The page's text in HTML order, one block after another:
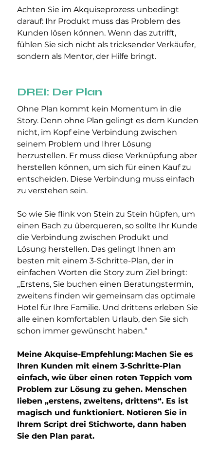
Achten Sie im Akquiseprozess unbedingt
darauf: Ihr Produkt muss das Problem des
Kunden lösen können. Wenn das zutrifft,
fühlen Sie sich nicht als tricksender Verkäufer,
sondern als Mentor, der Hilfe bringt.
DREI: Der Plan
Ohne Plan kommt kein Momentum in die
Story. Denn ohne Plan gelingt es dem Kunden
nicht, im Kopf eine Verbindung zwischen
seinem Problem und Ihrer Lösung
herzustellen. Er muss diese Verknüpfung aber
herstellen können, um sich für einen Kauf zu
entscheiden. Diese Verbindung muss einfach
zu verstehen sein.
So wie Sie flink von Stein zu Stein hüpfen, um
einen Bach zu überqueren, so sollte Ihr Kunde
die Verbindung zwischen Produkt und
Lösung herstellen. Das gelingt Ihnen am
besten mit einem 3-Schritte-Plan, der in
einfachen Worten die Story zum Ziel bringt:
„Erstens, Sie buchen einen Beratungstermin,
zweitens finden wir gemeinsam das optimale
Hotel für Ihre Familie. Und drittens erleben Sie
alle einen komfortablen Urlaub, den Sie sich
schon immer gewünscht haben.“
Meine Akquise-Empfehlung: Machen Sie es
Ihren Kunden mit einem 3-Schritte-Plan
einfach, wie über einen roten Teppich vom
Problem zur Lösung zu gehen. Menschen
lieben „erstens, zweitens, drittens“. Es ist
magisch und funktioniert. Notieren Sie in
Ihrem Script drei Stichworte, dann haben
Sie den Plan parat.